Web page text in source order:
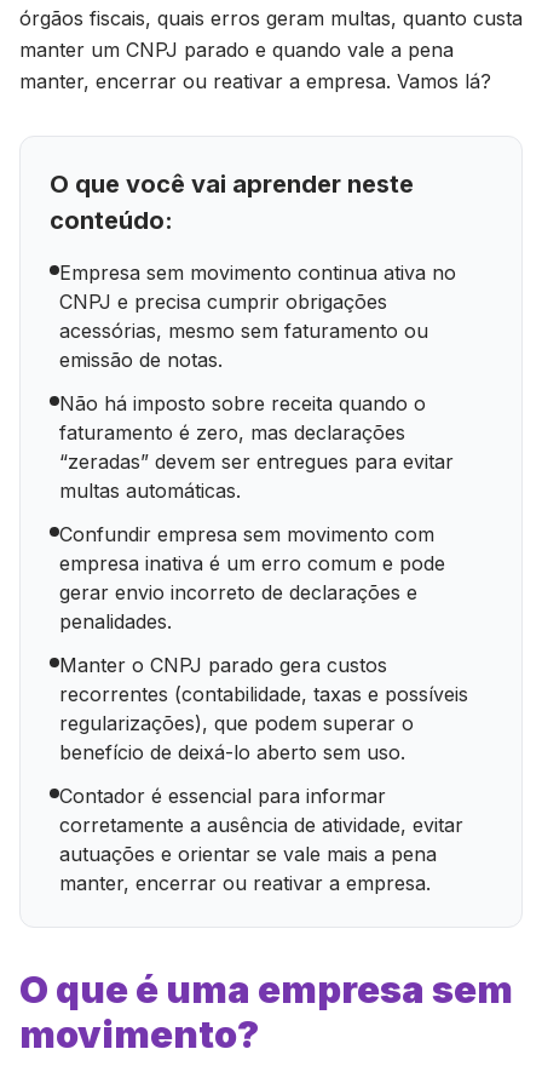
órgãos fiscais, quais erros geram multas, quanto custa
manter um CNPJ parado e quando vale a pena
manter, encerrar ou reativar a empresa. Vamos lá?
O que você vai aprender neste
conteúdo:
Empresa sem movimento continua ativa no
CNPJ e precisa cumprir obrigações
acessórias, mesmo sem faturamento ou
emissão de notas.
Não há imposto sobre receita quando o
faturamento é zero, mas declarações
“zeradas” devem ser entregues para evitar
multas automáticas.
Confundir empresa sem movimento com
empresa inativa é um erro comum e pode
gerar envio incorreto de declarações e
penalidades.
Manter o CNPJ parado gera custos
recorrentes (contabilidade, taxas e possíveis
regularizações), que podem superar o
benefício de deixá-lo aberto sem uso.
Contador é essencial para informar
corretamente a ausência de atividade, evitar
autuações e orientar se vale mais a pena
manter, encerrar ou reativar a empresa.
O que é uma empresa sem
movimento?